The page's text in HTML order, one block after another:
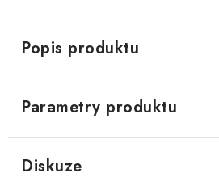
Popis produktu
Parametry produktu
Diskuze